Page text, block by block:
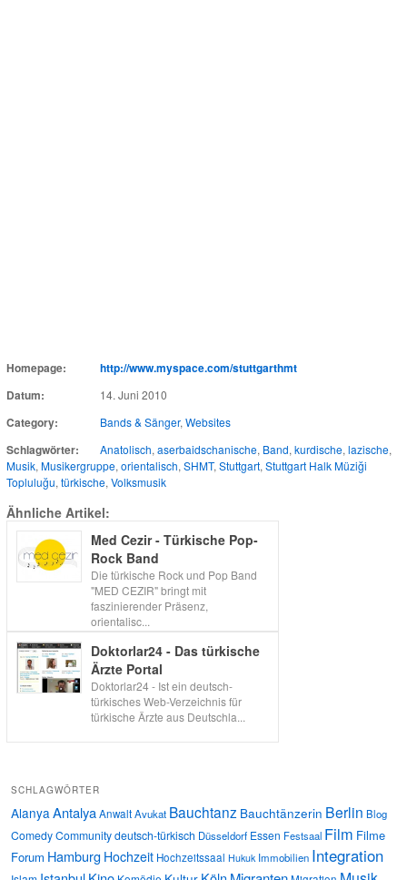
Homepage:
http://www.myspace.com/stuttgarthmt
Datum:
14. Juni 2010
Category: Bands & Sänger, Websites
Schlagwörter: Anatolisch, aserbaidschanische, Band, kurdische, lazische,
Musik, Musikergruppe, orientalisch, SHMT, Stuttgart, Stuttgart Halk Müziği
Topluluğu, türkische, Volksmusik
Ähnliche Artikel:
Med Cezir - Türkische Pop-
Rock Band
Die türkische Rock und Pop Band
"MED CEZIR" bringt mit
faszinierender Präsenz,
orientalisc...
Doktorlar24 - Das türkische
Ärzte Portal
Doktorlar24 - Ist ein deutsch-
türkisches Web-Verzeichnis für
türkische Ärzte aus Deutschla...
SCHLAGWÖRTER
Alanya AntalyaAnwaltAvukat Bauchtanz Bauchtänzerin Berlin Blog
ComedyCommunitydeutsch-türkisch Düsseldorf Essen Festsaal Film Filme
Forum Hamburg Hochzeit Hochzeitssaal Hukuk Immobilien Integration